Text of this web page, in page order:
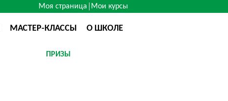
Моя страница Мои курсы
МАСТЕР-КЛАССЫ О ШКОЛЕ
ПРИЗЫ